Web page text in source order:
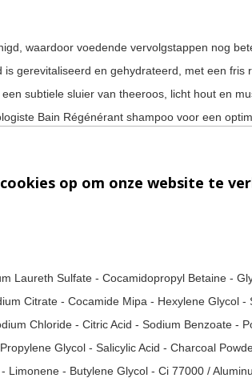
waardoor voedende vervolgstappen nog
is gerevitaliseerd en gehydrateerd, met een fris
subtiele sluier van theeroos, licht hout en
Bain Régénérant shampoo voor een
pre-shampoo aan op vochtig haar. Masseer
Laureth Sulfate - Cocamidopropyl Betaine -
Citrate - Cocamide Mipa - Hexylene Glycol -
Chloride - Citric Acid - Sodium Benzoate -
Glycol - Salicylic Acid - Charcoal
Limonene - Butylene Glycol - Ci 77000 /
op om onze website te